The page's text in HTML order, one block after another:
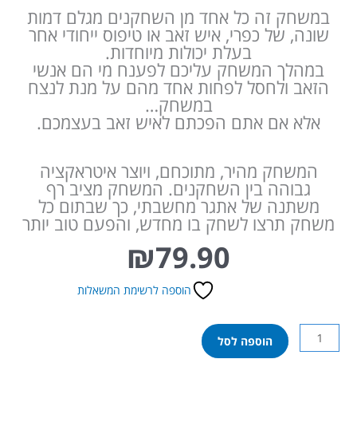
במשחק זה כל אחד מן השחקנים מגלם דמות
שונה, של כפרי, איש זאב או טיפוס ייחודי אחר
בעלת יכולות מיוחדות.
במהלך המשחק עליכם לפענח מי הם אנשי
הזאב ולחסל לפחות אחד מהם על מנת לנצח
במשחק…
אלא אם אתם הפכתם לאיש זאב בעצמכם.
המשחק מהיר, מתוכחם, ויוצר איטראקציה
גבוהה בין השחקנים. המשחק מציב רף
משתנה של אתגר מחשבתי, כך שבתום כל
משחק תרצו לשחק בו מחדש, והפעם טוב יותר
₪79.90
הוספה לרשימת המשאלות
כמות
של
הוספה לסל